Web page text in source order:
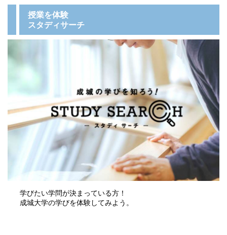
授業を体験
スタディサーチ
学びたい学問が決まっている方！
成城大学の学びを体験してみよう。